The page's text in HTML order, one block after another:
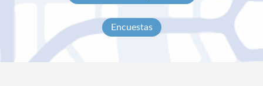
Encuestas